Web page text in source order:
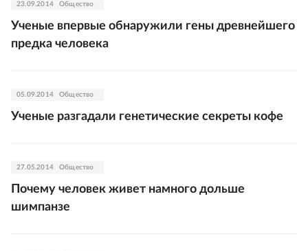
23.09.2014 Общество
Ученые впервые обнаружили гены древнейшего
предка человека
05.09.2014 Общество
Ученые разгадали генетические секреты кофе
27.05.2014 Общество
Почему человек живет намного дольше
шимпанзе